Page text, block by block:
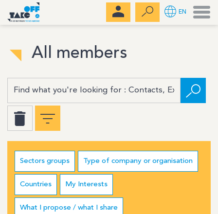
All members
Sectors groups Type of company or organisation
Countries My Interests
What I propose / what I share
EN